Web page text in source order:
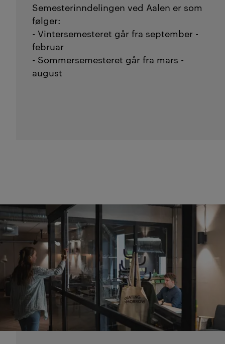
Semesterinndelingen ved Aalen er som
følger:
- Vintersemesteret går fra september -
februar
- Sommersemesteret går fra mars -
august